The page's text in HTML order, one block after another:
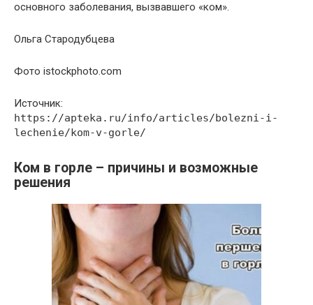
основного заболевания, вызвавшего «ком».
Ольга Стародубцева
Фото istockphoto.com
Источник:
https://apteka.ru/info/articles/bolezni-i-
lechenie/kom-v-gorle/
Ком в горле – причины и возможные
решения